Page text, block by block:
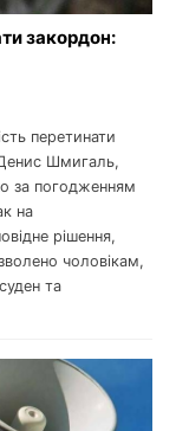
закордон:
перетинати
Шмигаль,
за погодженням
на
рішення,
чоловікам,
та